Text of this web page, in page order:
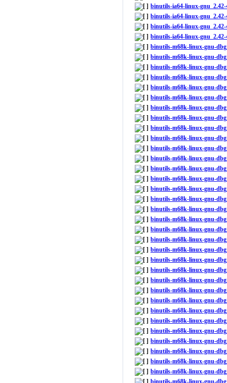
binutils-ia64-linux-
binutils-ia64-linux-
binutils-ia64-linux-
binutils-ia64-linux-
binutils-m68k-linux-gnu-
binutils-m68k-linux-gnu-
binutils-m68k-linux-gnu-
binutils-m68k-linux-gnu-
binutils-m68k-linux-gnu-
binutils-m68k-linux-gnu-
binutils-m68k-linux-gnu-
binutils-m68k-linux-gnu-
binutils-m68k-linux-gnu-
binutils-m68k-linux-gnu-
binutils-m68k-linux-gnu-
binutils-m68k-linux-gnu-
binutils-m68k-linux-gnu-
binutils-m68k-linux-gnu-
binutils-m68k-linux-gnu-
binutils-m68k-linux-gnu-
binutils-m68k-linux-gnu-
binutils-m68k-linux-gnu-
binutils-m68k-linux-gnu-
binutils-m68k-linux-gnu-
binutils-m68k-linux-gnu-
binutils-m68k-linux-gnu-
binutils-m68k-linux-gnu-
binutils-m68k-linux-gnu-
binutils-m68k-linux-gnu-
binutils-m68k-linux-gnu-
binutils-m68k-linux-gnu-
binutils-m68k-linux-gnu-
binutils-m68k-linux-gnu-
binutils-m68k-linux-gnu-
binutils-m68k-linux-gnu-
binutils-m68k-linux-gnu-
binutils-m68k-linux-gnu-
binutils-m68k-linux-gnu-